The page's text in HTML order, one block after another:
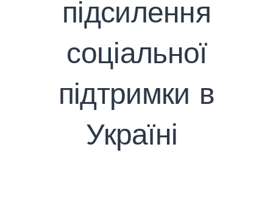
підсилення
соціальної
підтримки в
Україні